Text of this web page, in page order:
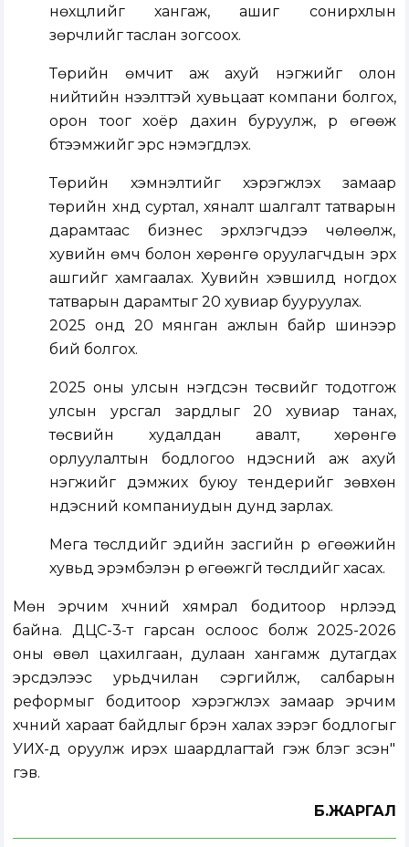
нөхцлийг хангаж, ашиг сонирхлын
зөрчлийг таслан зогсоох.
Төрийн өмчит аж ахуй нэгжийг олон
нийтийн нээлттэй хувьцаат компани болгох,
орон тоог хоёр дахин буруулж, үр өгөөж
бүтээмжийг эрс нэмэгдүлэх.
Төрийн хэмнэлтийг хэрэгжүүлэх замаар
төрийн хүнд суртал, хяналт шалгалт татварын
дарамтаас бизнес эрхлэгчдээ чөлөөлж,
хувийн өмч болон хөрөнгө оруулагчдын эрх
ашгийг хамгаалах. Хувийн хэвшилд ногдох
татварын дарамтыг 20 хувиар бууруулах.
2025 онд 20 мянган ажлын байр шинээр
бий болгох.
2025 оны улсын нэгдсэн төсвийг тодотгож
улсын урсгал зардлыг 20 хувиар танах,
төсвийн худалдан авалт, хөрөнгө
орлуулалтын бодлогоо үндэсний аж ахуй
нэгжийг дэмжих буюу тендерийг зөвхөн
үндэсний компаниудын дунд зарлах.
Мега төслүүдийг эдийн засгийн үр өгөөжийн
хувьд эрэмбэлэн үр өгөөжгүй төслүүдийг хасах.
Мөн эрчим хүчний хямрал бодитоор нүүрлээд
байна. ДЦС-3-т гарсан ослоос болж 2025-2026
оны өвөл цахилгаан, дулаан хангамж дутагдах
эрсдэлээс урьдчилан сэргийлж, салбарын
реформыг бодитоор хэрэгжүүлэх замаар эрчим
хүчний хараат байдлыг бүрэн халах зэрэг бодлогыг
УИХ-д оруулж ирэх шаардлагтай гэж бүлэг үзсэн"
гэв.
Б.ЖАРГАЛ